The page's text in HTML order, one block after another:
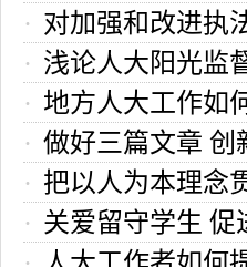
对加强和改进执
浅论人大阳光监
地方人大工作如
做好三篇文章 创
把以人为本理念
关爱留守学生 促